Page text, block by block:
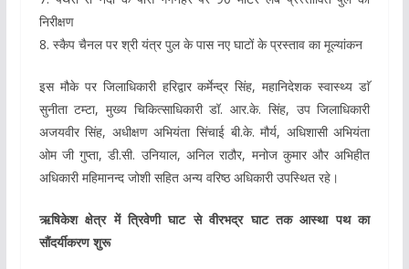
निरीक्षण
8. स्कैप चैनल पर श्री यंत्र पुल के पास नए घाटों के प्रस्ताव का मूल्यांकन
इस मौके पर जिलाधिकारी हरिद्वार कर्मेन्द्र सिंह, महानिदेशक स्वास्थ्य डाॅ
सुनीता टम्टा, मुख्य चिकित्साधिकारी डॉ. आर.के. सिंह, उप जिलाधिकारी
अजयवीर सिंह, अधीक्षण अभियंता सिंचाई बी.के. मौर्य, अधिशासी अभियंता
ओम जी गुप्ता, डी.सी. उनियाल, अनिल राठौर, मनोज कुमार और अभिहीत
अधिकारी महिमानन्द जोशी सहित अन्य वरिष्ठ अधिकारी उपस्थित रहे।
ऋषिकेश क्षेत्र में त्रिवेणी घाट से वीरभद्र घाट तक आस्था पथ का
सौंदर्यीकरण शुरू